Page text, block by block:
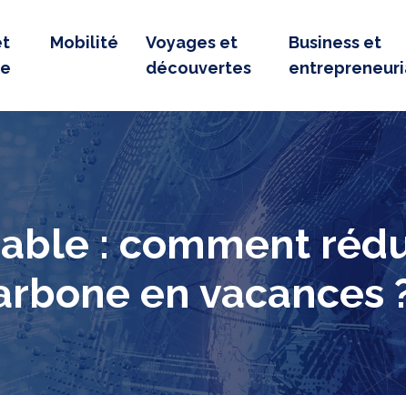
Mobilité
Voyages et
découvertes
Business et
: comment
en vacances